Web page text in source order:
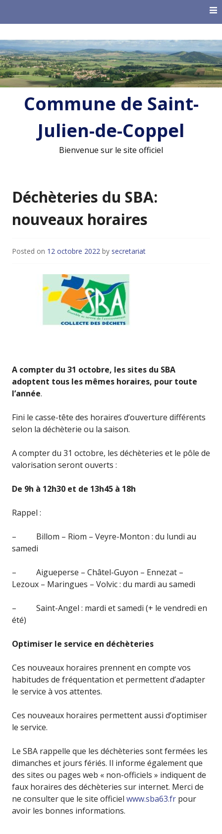
Commune de Saint-
Julien-de-Coppel
Bienvenue sur le site officiel
Déchèteries du SBA:
nouveaux horaires
Posted on 12 octobre 2022 by secretariat
A compter du 31 octobre, les sites du SBA
adoptent tous les mêmes horaires, pour toute
l’année.
Fini le casse-tête des horaires d’ouverture différents
selon la déchèterie ou la saison.
A compter du 31 octobre, les déchèteries et le pôle de
valorisation seront ouverts :
De 9h à 12h30 et de 13h45 à 18h
Rappel :
– Billom – Riom – Veyre-Monton : du lundi au
samedi
– Aigueperse – Châtel-Guyon – Ennezat –
Lezoux – Maringues – Volvic : du mardi au samedi
– Saint-Angel : mardi et samedi (+ le vendredi en
été)
Optimiser le service en déchèteries
Ces nouveaux horaires prennent en compte vos
habitudes de fréquentation et permettent d’adapter
le service à vos attentes.
Ces nouveaux horaires permettent aussi d’optimiser
le service.
Le SBA rappelle que les déchèteries sont fermées les
dimanches et jours fériés. Il informe également que
des sites ou pages web « non-officiels » indiquent de
faux horaires des déchèteries sur internet. Merci de
ne consulter que le site officiel www.sba63.fr pour
avoir les bonnes informations.